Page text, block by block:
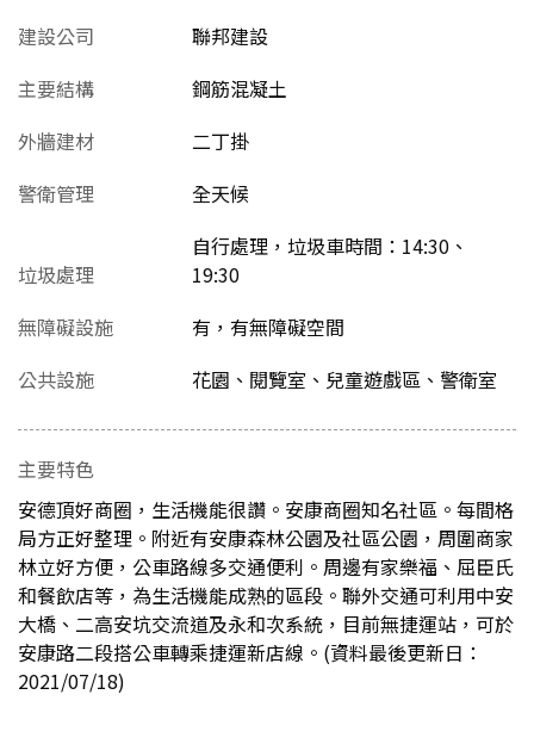
建設公司
聯邦建設
主要結構
鋼筋混凝土
外牆建材
二丁掛
警衛管理
全天候
垃圾處理
自行處理，垃圾車時間：14:30、
19:30
無障礙設施
有，有無障礙空間
公共設施
花園、閱覽室、兒童遊戲區、警衛室
主要特色
安德頂好商圈，生活機能很讚。安康商圈知名社區。每間格
局方正好整理。附近有安康森林公園及社區公園，周圍商家
林立好方便，公車路線多交通便利。周邊有家樂福、屈臣氏
和餐飲店等，為生活機能成熟的區段。聯外交通可利用中安
大橋、二高安坑交流道及永和次系統，目前無捷運站，可於
安康路二段搭公車轉乘捷運新店線。(資料最後更新日：
2021/07/18)